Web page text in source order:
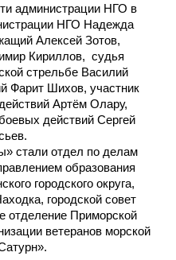
администрации НГО в
НГО Надежда
Алексей Зотов,
Кириллов, судья
стрельбе Василий
Фарит Шихов, участник
Артём Олару,
действий Сергей
стали отдел по делам
образования
городского округа,
городской совет
отделение Приморской
ветеранов морской